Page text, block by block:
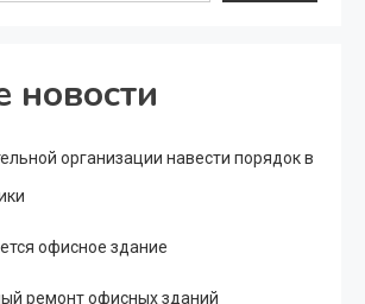
новости
организации навести порядок в
офисное здание
ремонт офисных зданий